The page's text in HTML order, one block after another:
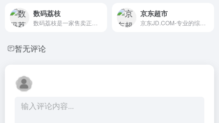
数码荔枝 京东超市
暂无评论